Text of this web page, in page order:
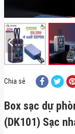
Chia sẻ
Box sạc dự
(DK101) Sạc